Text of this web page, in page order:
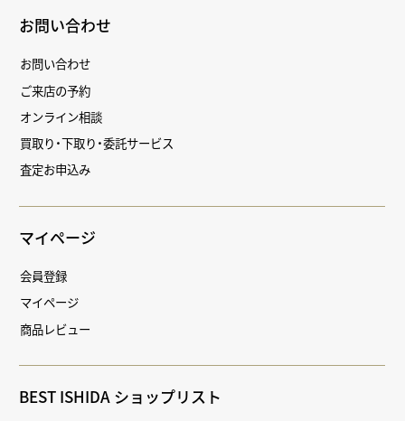
お問い合わせ
お問い合わせ
ご来店の予約
オンライン相談
買取り・下取り・委託サービス
査定お申込み
マイページ
会員登録
マイページ
商品レビュー
BEST ISHIDA ショップリスト